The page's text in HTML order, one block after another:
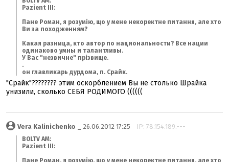
Pazient III:
Пане Роман, я розумію, що у мене некоректне питання, але хто
Ви за походженням?
Какая разница, кто автор по национальности? Все нации
одинаково умны и талантливы.
У Вас "незвичне" прізвище.
.
он главликарь дурдома, п. Срайк.
"Срайк"???????? этим оскорблением Вы не столько Шрайка
унизили, сколько СЕБЯ РОДИМОГО ((((((
Vera Kalinichenko _ 26.06.2012 17:25 IP: 78.154.189.---
BOLTV AM:
Pazient III:
Пане Роман, я розумію, що у мене некоректне питання, але хто